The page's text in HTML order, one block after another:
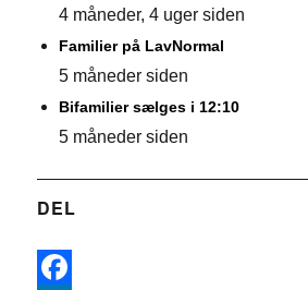
4 måneder, 4 uger siden
Familier på LavNormal
5 måneder siden
Bifamilier sælges i 12:10
5 måneder siden
DEL